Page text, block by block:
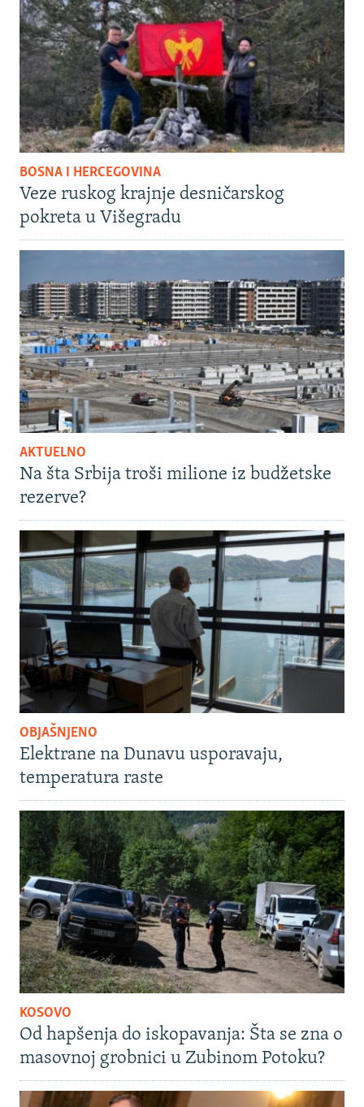
BOSNA I HERCEGOVINA
Veze ruskog krajnje desničarskog
pokreta u Višegradu
AKTUELNO
Na šta Srbija troši milione iz budžetske
rezerve?
OBJAŠNJENO
Elektrane na Dunavu usporavaju,
temperatura raste
KOSOVO
Od hapšenja do iskopavanja: Šta se zna o
masovnoj grobnici u Zubinom Potoku?